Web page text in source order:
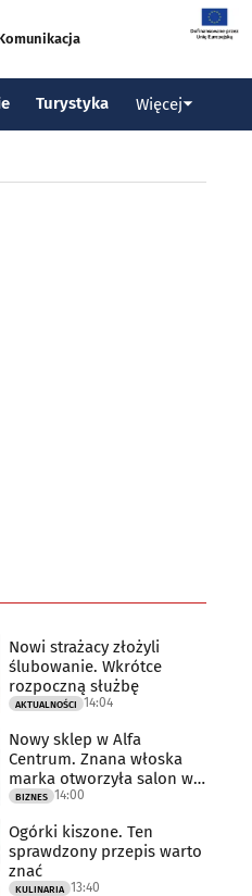
Turystyka Więcej
Nowi strażacy złożyli
ślubowanie. Wkrótce
rozpoczną służbę
AKTUALNOŚCI 14:04
Nowy sklep w Alfa
Centrum. Znana włoska
marka otworzyła salon w
Białymstoku
BIZNES 14:00
Ogórki kiszone. Ten
sprawdzony przepis warto
znać
KULINARIA 13:40